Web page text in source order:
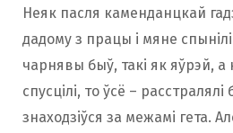
Неяк пасля каменданцкай
дадому з працы і мяне
чарнявы быў, такі як яўрэй,
спусцілі, то ўсё –
знаходзіўся за межамі гета.